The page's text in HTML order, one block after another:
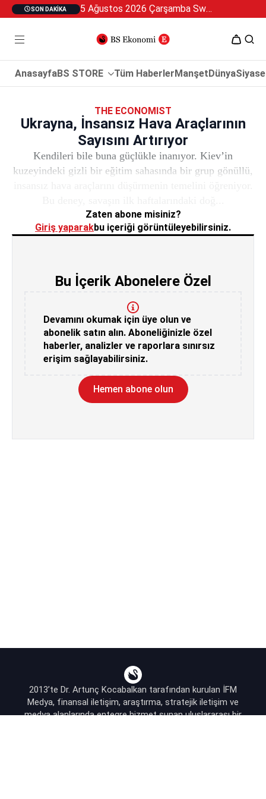
SON DAKIKA 5 Ağustos 2026 Çarşamba Swan Özel 2
AnasayfaBS STORE Tüm HaberlerManşetDünya
THE ECONOMIST
Ukrayna, İnsansız Hava Araçlarının
Sayısını Artırıyor
Kendileri bile buna güçlükle inanıyor. Kiev’in
kuzeyindeki gizli bir eğitim sahasında bir grup gönüllü,
Zaten abone misiniz?
Giriş yaparakbu içeriği görüntüleyebilirsiniz.
Bu İçerik Abonelere Özel
Devamını okumak için üye olun ve
abonelik satın alın. Aboneliğinizle özel
haberler, analizler ve raporlara sınırsız
erişim sağlayabilirsiniz.
Hemen abone olun
2013’te Dr. Artunç Kocabalkan tarafından kurulan İFM
Medya, finansal iletişim, araştırma, stratejik iletişim ve
medya alanlarında entegre hizmet sunan uluslararası bir